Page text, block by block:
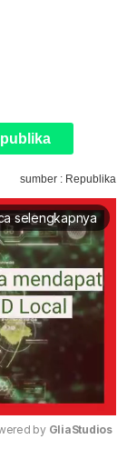
sumber : Republika
selengkapnya
by GliaStudios